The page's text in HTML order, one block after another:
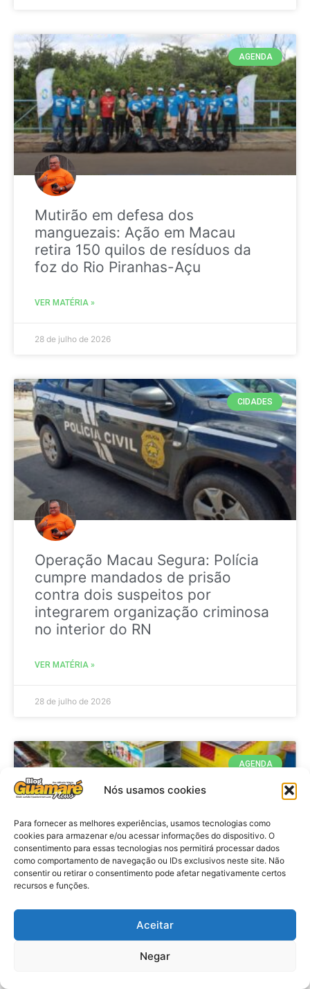
Nós usamos cookies
Para fornecer as melhores experiências, usamos tecnologias como
cookies para armazenar e/ou acessar informações do dispositivo. O
consentimento para essas tecnologias nos permitirá processar dados
como comportamento de navegação ou IDs exclusivos neste site. Não
consentir ou retirar o consentimento pode afetar negativamente certos
recursos e funções.
Aceitar
Negar
AGENDA
Mutirão em defesa dos
manguezais: Ação em Macau
retira 150 quilos de resíduos da
foz do Rio Piranhas-Açu
VER MATÉRIA »
28 de julho de 2026
CIDADES
Operação Macau Segura: Polícia
cumpre mandados de prisão
contra dois suspeitos por
integrarem organização criminosa
no interior do RN
VER MATÉRIA »
28 de julho de 2026
AGENDA
Agenda: 10ª Mostra Pedagógica
da Casa Durval Paiva acontecerá
nesta quarta-feira (29)